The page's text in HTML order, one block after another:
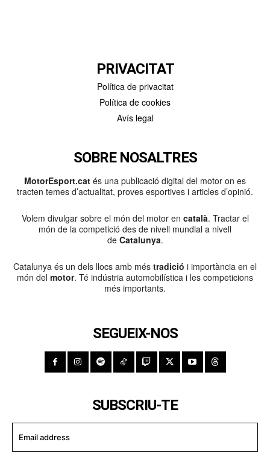
PRIVACITAT
Política de privacitat
Política de cookies
Avís legal
SOBRE NOSALTRES
MotorEsport.cat és una publicació digital del motor on es
tracten temes d’actualitat, proves esportives i articles d’opinió.
Volem divulgar sobre el món del motor en català. Tractar el
món de la competició des de nivell mundial a nivell
de Catalunya.
Catalunya és un dels llocs amb més tradició i importància en el
món del motor. Té indústria automobilística i les competicions
més importants.
SEGUEIX-NOS
SUBSCRIU-TE